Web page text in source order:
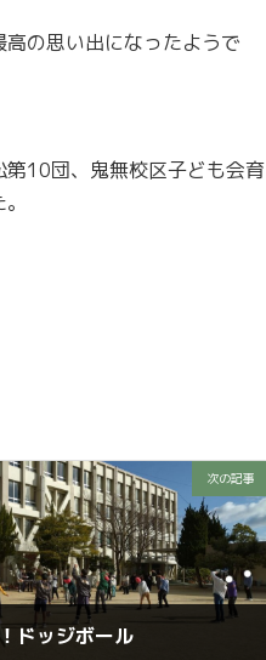
の思い出になったようで
10団、鬼無校区子ども会育
次の記事
ドッジボール